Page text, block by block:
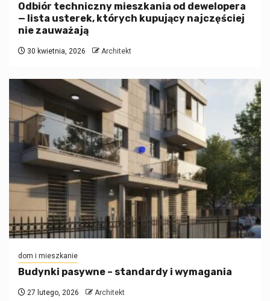
Odbiór techniczny mieszkania od dewelopera
— lista usterek, których kupujący najczęściej
nie zauważają
30 kwietnia, 2026 Architekt
dom i mieszkanie
Budynki pasywne – standardy i wymagania
27 lutego, 2026 Architekt